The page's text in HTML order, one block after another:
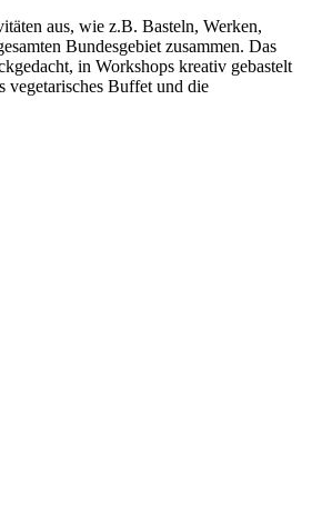
aus, wie z.B. Basteln, Werken,
Bundesgebiet zusammen. Das
in Workshops kreativ gebastelt
vegetarisches Buffet und die